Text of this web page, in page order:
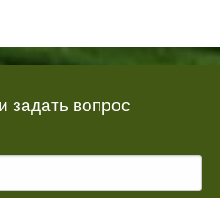
задать вопрос